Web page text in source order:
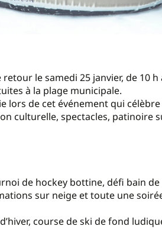
retour le samedi 25 janvier, de 10
à la plage municipale.
lors de cet événement qui
culturelle, spectacles, patinoire
de hockey bottine, défi bain
sur neige et toute une
course de ski de fond